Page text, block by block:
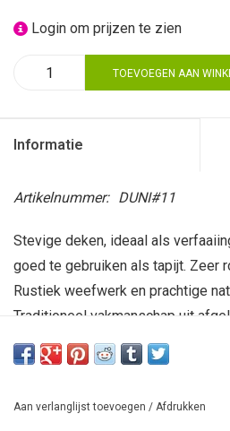
Login om prijzen te zien
TOEVOEGEN AAN
Informatie
Artikelnummer: DUNI#11
Stevige deken, ideaal als
goed te gebruiken als tapijt. Zeer
Rustiek weefwerk en prachtige
Traditioneel vakmanschap uit
Bolivia en Peru. Dit unieke product
geverfd met hoofdzakelijk
schapenwol komt van eigen
Aan verlanglijst toevoegen / Afdrukken